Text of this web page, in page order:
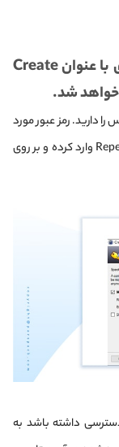
3- پس از ذخیره فایل دیتابیس پنجره ای با عنوان Create
دارید. رمز عبور مورد
نظر خود را در فیلدهای Master key و Repeat password وارد کرده و بر روی
داشته باشد به